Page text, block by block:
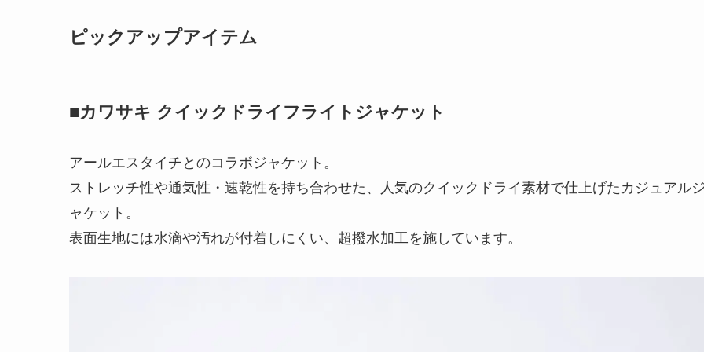
ピックアップアイテム
■カワサキ クイックドライフライトジャケット
アールエスタイチとのコラボジャケット。
ストレッチ性や通気性・速乾性を持ち合わせた、人気のクイックドライ素材で仕上げたカジュアル
ャケット。
表面生地には水滴や汚れが付着しにくい、超撥水加工を施しています。